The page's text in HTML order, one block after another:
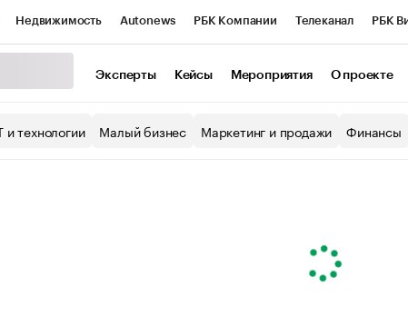
Недвижимость Autonews РБК Компании Телеканал РБК
Экономика Бизнес
Эксперты Кейсы Мероприятия О проекте
и технологии Малый бизнес Маркетинг и продажи Финансы